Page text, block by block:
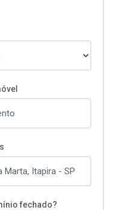
fechado?